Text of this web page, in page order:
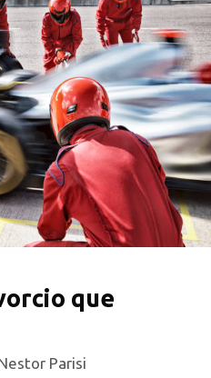
que
Parisi